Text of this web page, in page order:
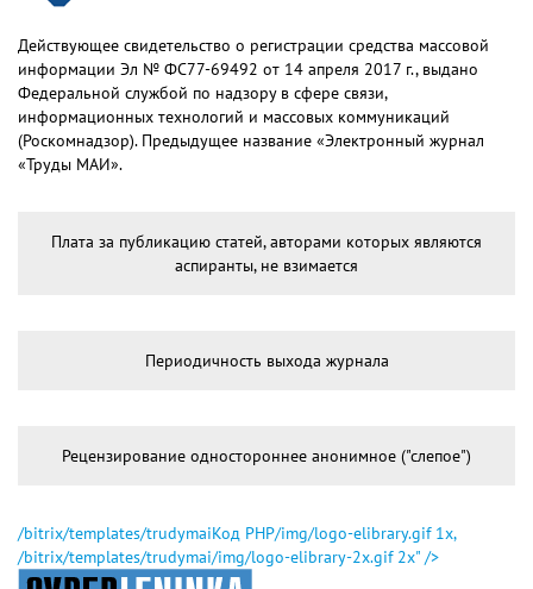
Действующее свидетельство о регистрации средства массовой
информации Эл № ФС77-69492 от 14 апреля 2017 г., выдано
Федеральной службой по надзору в сфере связи,
информационных технологий и массовых коммуникаций
(Роскомнадзор). Предыдущее название «Электронный журнал
«Труды МАИ».
Плата за публикацию статей, авторами которых являются
аспиранты, не взимается
Периодичность выхода журнала
Рецензирование одностороннее анонимное ("слепое")
/bitrix/templates/trudymaiКод PHP/img/logo-elibrary.gif 1x,
/bitrix/templates/trudymai/img/logo-elibrary-2x.gif 2x" />